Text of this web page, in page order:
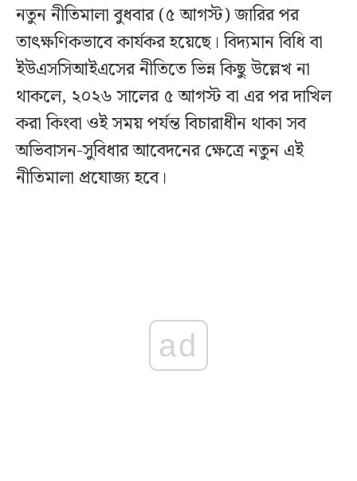
নতুন নীতিমালা বুধবার (৫ আগস্ট) জারির পর
তাৎক্ষণিকভাবে কার্যকর হয়েছে। বিদ্যমান বিধি বা
ইউএসসিআইএসের নীতিতে ভিন্ন কিছু উল্লেখ না
থাকলে, ২০২৬ সালের ৫ আগস্ট বা এর পর দাখিল
করা কিংবা ওই সময় পর্যন্ত বিচারাধীন থাকা সব
অভিবাসন-সুবিধার আবেদনের ক্ষেত্রে নতুন এই
নীতিমালা প্রযোজ্য হবে।
ad